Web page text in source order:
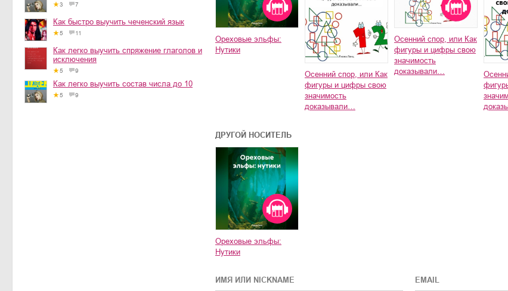
3 7
Как быстро выучить чеченский язык
5 11
Как легко выучить спряжение глаголов и
исключения
5 9
Как легко выучить состав числа до 10
5 9
Ореховые эльфы:
Нутики
Осенний спор, или Как
фигуры и цифры свою
значимость
доказывали…
Осенний спор, или Как
фигуры и цифры свою
значимость
доказывали…
ДРУГОЙ НОСИТЕЛЬ
Ореховые эльфы:
Нутики
ИМЯ ИЛИ NICKNAME EMAIL